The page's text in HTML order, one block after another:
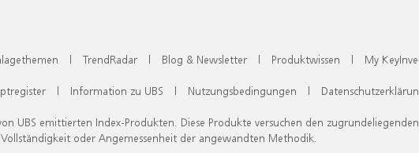
| TrendRadar | Blog & Newsletter | Produktwissen | My
| Information zu UBS | Nutzungsbedingungen |
UBS emittierten Index-Produkten. Diese Produkte versuchen den
oder Angemessenheit der angewandten Methodik.